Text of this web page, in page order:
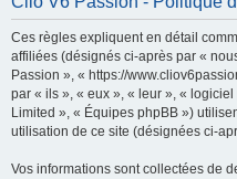
Ces règles expliquent en détail
affiliées (désignés ci-après par «
Passion », « https://
par « ils », « eux », « leur », «
Limited », « Équipes phpBB »)
utilisation de ce site (désignées ci-
Vos informations sont collectées de